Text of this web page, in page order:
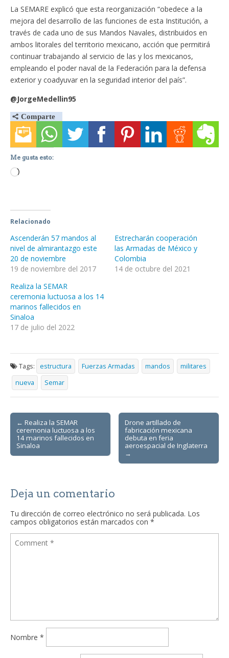
La SEMARE explicó que esta reorganización “obedece a la
mejora del desarrollo de las funciones de esta Institución, a
través de cada uno de sus Mandos Navales, distribuidos en
ambos litorales del territorio mexicano, acción que permitirá
continuar trabajando al servicio de las y los mexicanos,
empleando el poder naval de la Federación para la defensa
exterior y coadyuvar en la seguridad interior del país”.
@JorgeMedellin95
Me gusta esto:
Loading…
Relacionado
Ascenderán 57 mandos al
nivel de almirantazgo este
20 de noviembre
19 de noviembre del 2017
Estrecharán cooperación
las Armadas de México y
Colombia
14 de octubre del 2021
Realiza la SEMAR
ceremonia luctuosa a los 14
marinos fallecidos en
Sinaloa
17 de julio del 2022
Tags: estructura Fuerzas Armadas mandos
militares
nueva
Semar
Post
navigation
← Realiza la SEMAR
ceremonia luctuosa a los
14 marinos fallecidos en
Sinaloa
Drone artillado de
fabricación mexicana
debuta en feria
aeroespacial de Inglaterra
→
Deja un comentario
Tu dirección de correo electrónico no será publicada. Los
campos obligatorios están marcados con *
Nombre *